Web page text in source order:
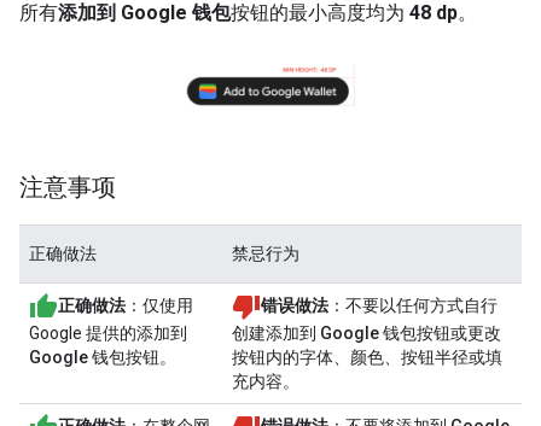
所有添加到 Google 钱包按钮的最小高度均为 48 dp。
注意事项
正确做法 禁忌行为
正确做法 ：仅使用
Google 提供的添加到
Google 钱包按钮。
错误做法 ：不要以任何方式自行
创建添加到 Google 钱包按钮或更改
按钮内的字体、颜色、按钮半径或填
充内容。